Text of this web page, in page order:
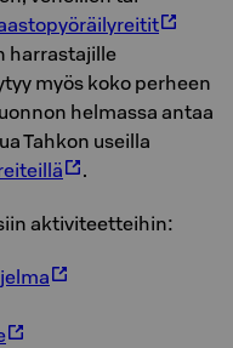
harrastajille
myös koko perheen
helmassa antaa
Tahkon useilla
.
aktiviteetteihin: